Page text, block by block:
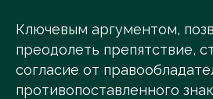
Ключевым аргументом,
преодолеть препятствие,
согласие от
противопоставленного